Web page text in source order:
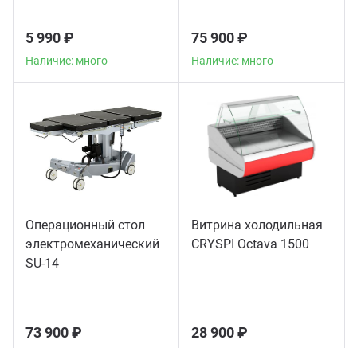
5 990 ₽
Наличие: много
75 900 ₽
Наличие: много
Операционный стол
электромеханический
SU-14
73 900 ₽
Витрина холодильная
CRYSPI Octava 1500
28 900 ₽